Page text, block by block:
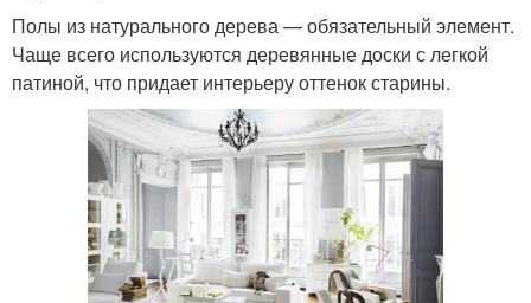
Полы из натурального дерева — обязательный элемент.
Чаще всего используются деревянные доски с легкой
патиной, что придает интерьеру оттенок старины.